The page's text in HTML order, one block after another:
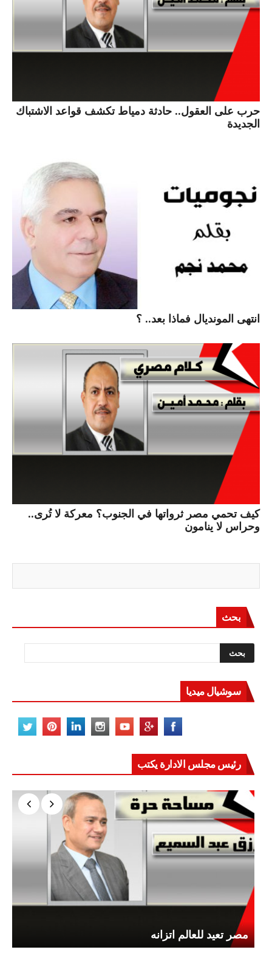
حرب على العقول.. حادثة دمياط تكشف قواعد الاشتباك
الجديدة
انتهى المونديال فماذا بعد.. ؟
كيف تحمي مصر ثرواتها في الجنوب؟ معركة لا تُرى..
وحراس لا ينامون
بحث
سوشيال ميديا
رئيس مجلس الادارة يكتب
مصر تعيد للعالم اتزانه